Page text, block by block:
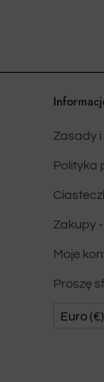
Zasady
Polityka
Zakupy -
Moje
Proszę
Euro